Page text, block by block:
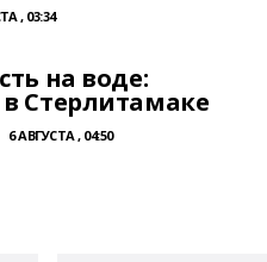
, 03:34
на воде:
Стерлитамаке
6 АВГУСТА , 04:50